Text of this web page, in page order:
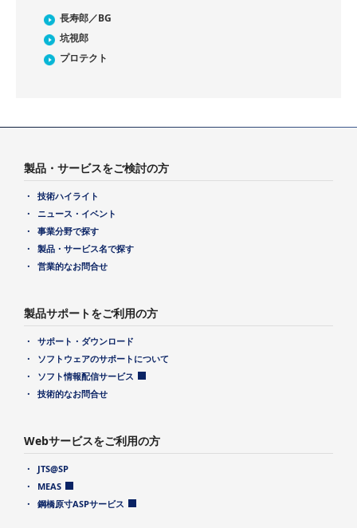
長寿郎／BG
坑視郎
プロテクト
製品・サービスをご検討の方
技術ハイライト
ニュース・イベント
事業分野で探す
製品・サービス名で探す
営業的なお問合せ
製品サポートをご利用の方
サポート・ダウンロード
ソフトウェアのサポートについて
ソフト情報配信サービス
技術的なお問合せ
Webサービスをご利用の方
JTS@SP
MEAS
鋼橋原寸ASPサービス